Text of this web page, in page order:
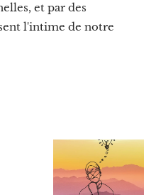
et par des
l'intime de notre